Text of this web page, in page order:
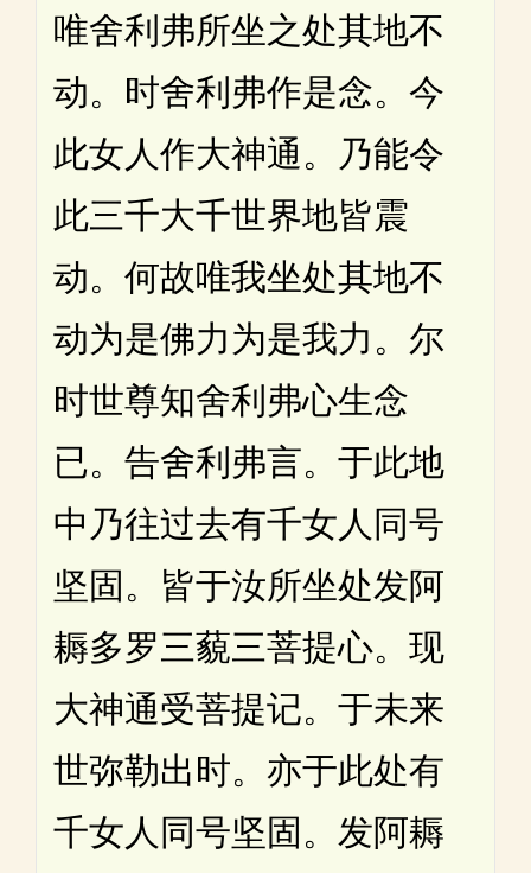
唯舍利弗所坐之处其地不
动。时舍利弗作是念。今
此女人作大神通。乃能令
此三千大千世界地皆震
动。何故唯我坐处其地不
动为是佛力为是我力。尔
时世尊知舍利弗心生念
已。告舍利弗言。于此地
中乃往过去有千女人同号
坚固。皆于汝所坐处发阿
耨多罗三藐三菩提心。现
大神通受菩提记。于未来
世弥勒出时。亦于此处有
千女人同号坚固。发阿耨